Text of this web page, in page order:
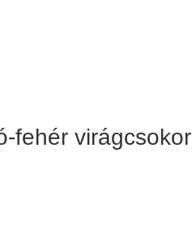
fehér virágcsokor